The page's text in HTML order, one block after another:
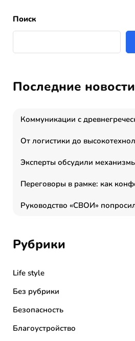
Поиск
Последние новости
Рубрики
Life style
Без рубрики
Безопасность
Благоустройство